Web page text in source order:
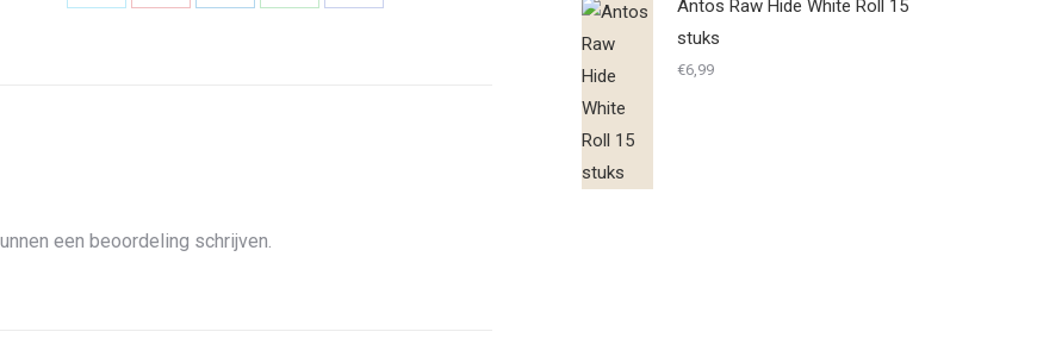
een beoordeling schrijven.
Antos Raw Hide White Roll 15
stuks
€6,99